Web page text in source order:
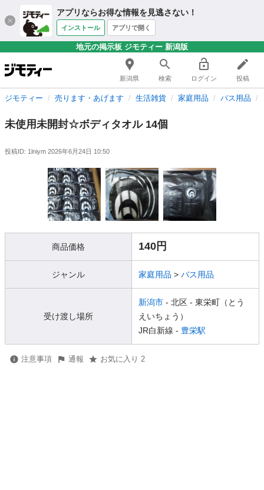
アプリならお得な情報を見逃さない！
インストール アプリで開く
地元の掲示板 ジモティー 新潟版
新潟県 検索 ログイン 投稿
ジモティー 売ります・あげます 生活雑貨 家庭用品 バス用品
未使用未開封☆ボディタオル 14個
投稿ID: 1lniym 2026年6月24日 10:50
商品価格 140円
ジャンル 家庭用品 > バス用品
受け渡し場所
新潟市 - 北区 - 東栄町（とう
えいちょう）
JR白新線 - 豊栄駅
注意事項 通報 お気に入り 2